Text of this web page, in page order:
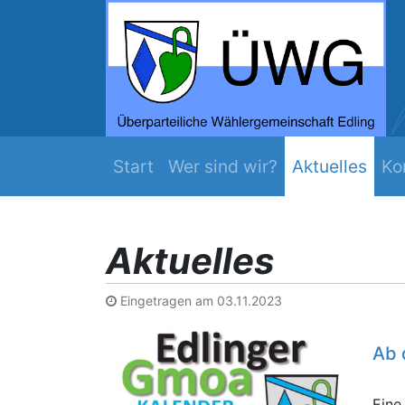
WERDS ...
Mehr Edling
Start Wer sind wir? Aktuelles
Aktuelles
Eingetragen am 03.11.2023
Ab